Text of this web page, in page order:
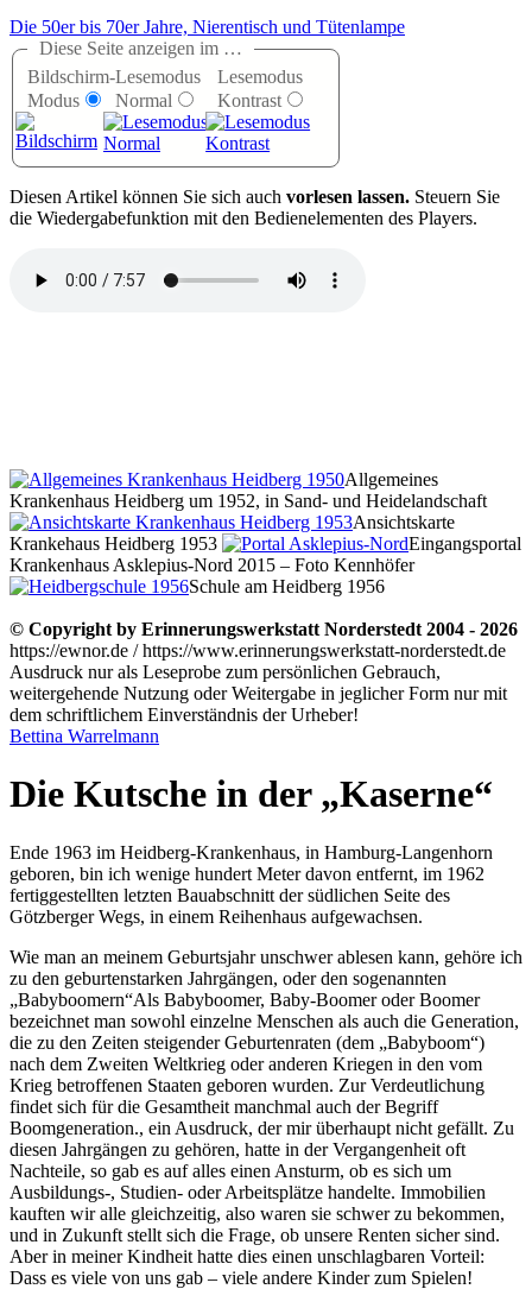
Die 50er bis 70er Jahre, Nierentisch und Tütenlampe
Diese Seite anzeigen im …
Bildschirm-
Modus
Lesemodus
Normal
Lesemodus
Kontrast
Diesen Artikel können Sie sich auch vorlesen lassen. Steuern Sie
die Wiedergabefunktion mit den Bedienelementen des Players.
Allgemeines
Krankenhaus Heidberg um 1952, in Sand- und Heidelandschaft
Ansichtskarte
Krankehaus Heidberg 1953
Eingangsportal
Krankenhaus Asklepius-Nord 2015 – Foto Kennhöfer
Schule am Heidberg 1956
© Copyright by Erinnerungswerkstatt Norderstedt 2004 - 2026
https://ewnor.de / https://www.erinnerungswerkstatt-norderstedt.de
Ausdruck nur als Leseprobe zum persönlichen Gebrauch,
weitergehende Nutzung oder Weitergabe in jeglicher Form nur mit
dem schriftlichem Einverständnis der Urheber!
Bettina Warrelmann
Die Kutsche in der Kaserne
Ende 1963 im Heidberg-Krankenhaus, in Hamburg-Langenhorn
geboren, bin ich wenige hundert Meter davon entfernt, im 1962
fertiggestellten letzten Bauabschnitt der südlichen Seite des
Götzberger Wegs, in einem Reihenhaus aufgewachsen.
Wie man an meinem Geburtsjahr unschwer ablesen kann, gehöre ich
zu den geburtenstarken Jahrgängen, oder den sogenannten
Babyboomern Als Babyboomer, Baby-Boomer oder Boomer
bezeichnet man sowohl einzelne Menschen als auch die Generation,
die zu den Zeiten steigender Geburtenraten (dem „Babyboom“)
nach dem Zweiten Weltkrieg oder anderen Kriegen in den vom
Krieg betroffenen Staaten geboren wurden. Zur Verdeutlichung
findet sich für die Gesamtheit manchmal auch der Begriff
Boomgeneration., ein Ausdruck, der mir überhaupt nicht gefällt. Zu
diesen Jahrgängen zu gehören, hatte in der Vergangenheit oft
Nachteile, so gab es auf alles einen Ansturm, ob es sich um
Ausbildungs-, Studien- oder Arbeitsplätze handelte. Immobilien
kauften wir alle gleichzeitig, also waren sie schwer zu bekommen,
und in Zukunft stellt sich die Frage, ob unsere Renten sicher sind.
Aber in meiner Kindheit hatte dies einen unschlagbaren Vorteil:
Dass es viele von uns gab – viele andere Kinder zum Spielen!